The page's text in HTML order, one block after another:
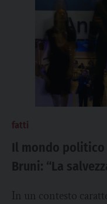
fatti
Il mondo politico
Bruni: “La
In un contesto